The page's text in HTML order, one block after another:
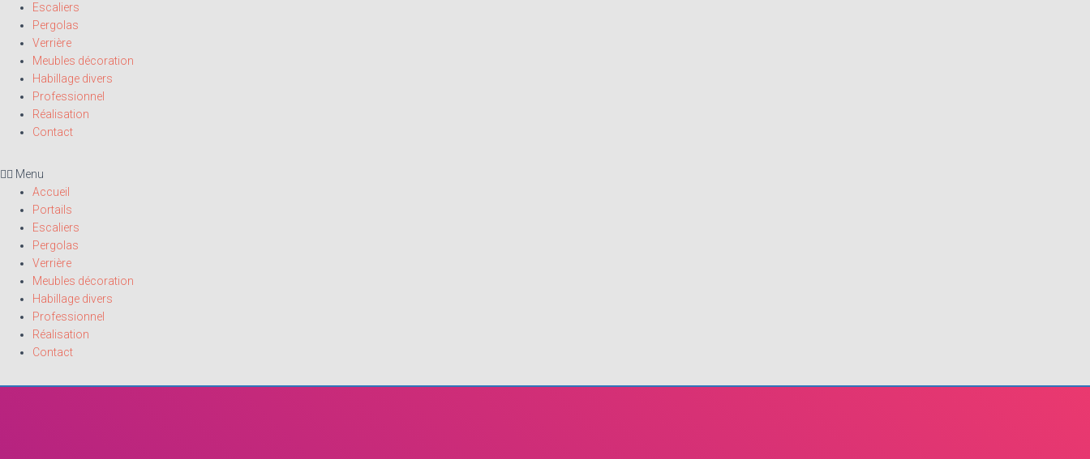
Escaliers
Pergolas
Verrière
Meubles décoration
Habillage divers
Professionnel
Réalisation
Contact
Menu
Accueil
Portails
Escaliers
Pergolas
Verrière
Meubles décoration
Habillage divers
Professionnel
Réalisation
Contact